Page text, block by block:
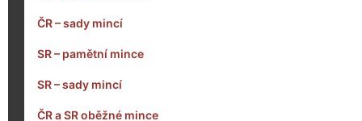
ČR – sady mincí
SR – pamětní mince
SR – sady mincí
ČR a SR oběžné mince